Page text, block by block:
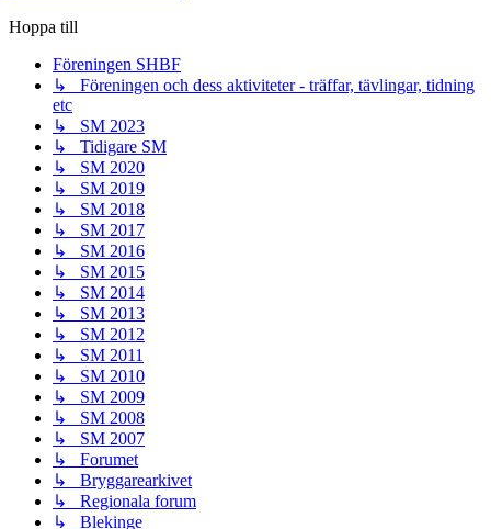
Hoppa till
Föreningen SHBF
↳ Föreningen och dess aktiviteter - träffar, tävlingar, tidning
etc
↳ SM 2023
↳ Tidigare SM
↳ SM 2020
↳ SM 2019
↳ SM 2018
↳ SM 2017
↳ SM 2016
↳ SM 2015
↳ SM 2014
↳ SM 2013
↳ SM 2012
↳ SM 2011
↳ SM 2010
↳ SM 2009
↳ SM 2008
↳ SM 2007
↳ Forumet
↳ Bryggarearkivet
↳ Regionala forum
↳ Blekinge